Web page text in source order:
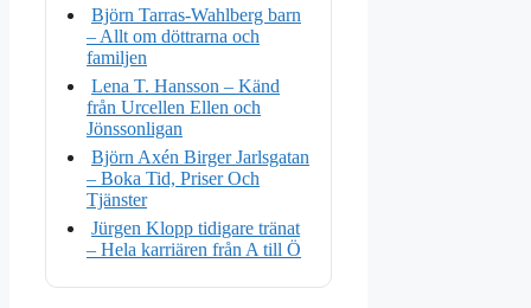
Björn Tarras-Wahlberg barn
– Allt om döttrarna och
familjen
Lena T. Hansson – Känd
från Urcellen Ellen och
Jönssonligan
Björn Axén Birger Jarlsgatan
– Boka Tid, Priser Och
Tjänster
Jürgen Klopp tidigare tränat
– Hela karriären från A till Ö